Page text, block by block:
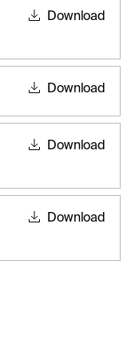
Download
Download
Download
Download